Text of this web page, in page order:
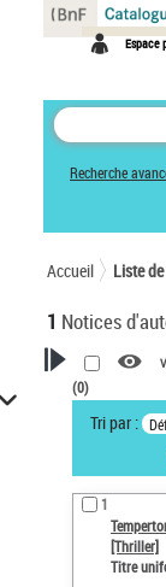
Espace
Recherche
Accueil Liste
1 Notices
VOTRE
Recherche
notices
Œuvres liées
Auteur
(0)
Tri par :
1
[Thriller]
Titre
Panneau de gestion des